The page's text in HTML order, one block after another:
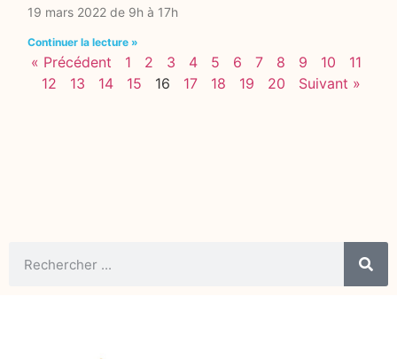
19 mars 2022 de 9h à 17h
Continuer la lecture »
« Précédent 1 2 3 4 5 6 7 8 9 10
11
12
13 14 15 16 17 18 19 20 Suivant »